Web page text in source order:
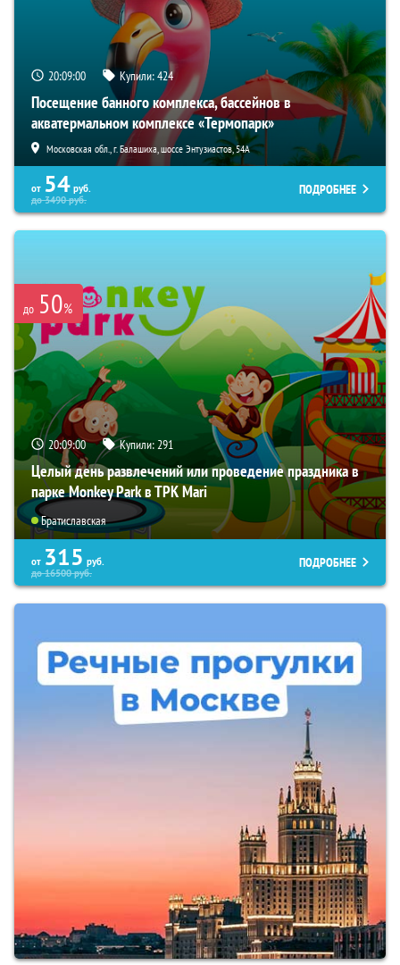
20:08:59 Купили:424
Посещение банного комплекса, бассейнов в
акватермальном комплексе «Термопарк»
Московская обл., г. Балашиха, шоссе Энтузиастов, 54А
от 54 руб.
до3490руб.
ПОДРОБНЕЕ
до 50%
20:08:59 Купили:291
Целый день развлечений или проведение праздника в
парке Monkey Park в ТРК Mari
Братиславская
от 315 руб.
до16500руб.
ПОДРОБНЕЕ